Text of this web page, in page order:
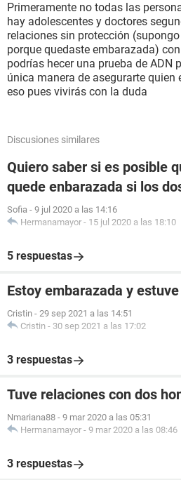
Primeramente no todas las
hay adolescentes y doctores
relaciones sin protección
porque quedaste embarazada)
podrías hecer una prueba de ADN
única manera de asegurarte quien
eso pues vivirás con la duda
Discusiones similares
Quiero saber si es posible
quede enbarazada si los
Sofia - 9 jul 2020 a las 14:16
Hermanamayor - 15 jul 2020 a las 18:10
5 respuestas
Estoy embarazada y
Cristin - 29 sep 2021 a las 14:51
Cristin - 30 sep 2021 a las 17:02
3 respuestas
Tuve relaciones con dos
Nmariana88 - 9 mar 2020 a las 05:31
Hermanamayor - 9 mar 2020 a las 08:46
3 respuestas